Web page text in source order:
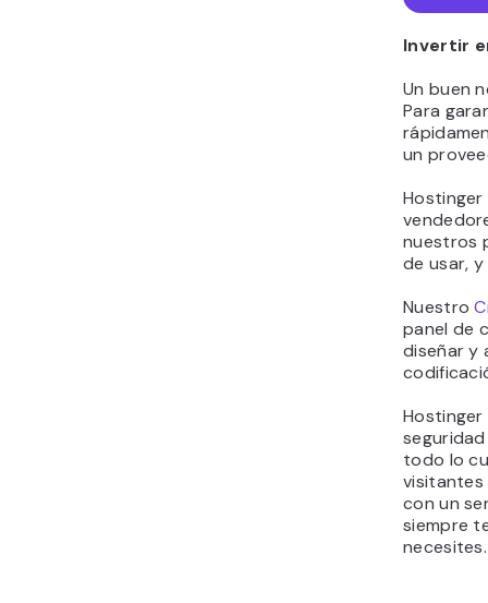
Invertir
Un buen
Para
un
nuestros
de usar,
Nuestro
panel de
diseñar y
todo lo
visitantes
con un
siempre
necesites.